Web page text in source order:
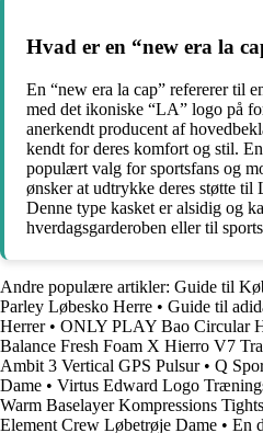
Hvad er en “new era la
En “new era la cap” refererer til
med det ikoniske “LA” logo på
anerkendt producent af
kendt for deres komfort og stil.
populært valg for sportsfans og
ønsker at udtrykke deres støtte
Denne type kasket er alsidig og
hverdagsgarderoben eller til
Andre populære artikler: Guide til
Parley Løbesko Herre • Guide til
Herrer• ONLY PLAY Bao Circular
Balance Fresh Foam X Hierro V7
Ambit 3 Vertical GPS Pulsur• Q
Dame • Virtus Edward Logo
Warm Baselayer Kompressions
Element Crew Løbetrøje Dame • En